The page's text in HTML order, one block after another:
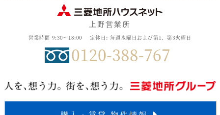
上野営業所
営業時間 9:30～18:00 定休日: 毎週水曜日および第1、第3火曜日
0120-388-767